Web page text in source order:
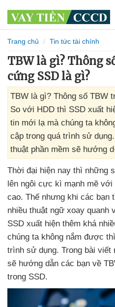
Trang chủ Tin tức tài chính
TBW là gì? Thông
cứng SSD là gì?
TBW là gì? Thông số TBW
So với HDD thì SSD xuất
tin mới lạ mà chúng ta
cập trong quá trình sử
thuật phần mềm sẽ hướng
Thời đại hiện nay thì những
lên ngôi cực kì mạnh mẽ với
cao. Thế nhưng khi các bạn
nhiều thuật ngữ xoay quanh
SSD xuất hiện thêm khá
chúng ta không nắm được thì
trình sử dụng. Trong bài viết
sẽ hướng dẫn các bạn về
trong SSD.